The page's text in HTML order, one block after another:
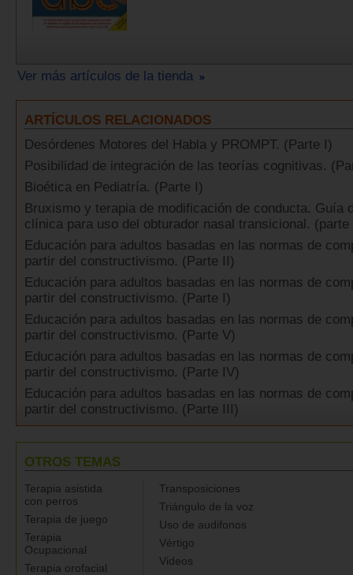
Ver más artículos de la tienda
ARTÍCULOS RELACIONADOS
Desórdenes Motores del Habla y PROMPT. (Parte I)
Posibilidad de integración de las teorías cognitivas.
Bioética en Pediatría. (Parte I)
Bruxismo y terapia de modificación de conducta. Guía
clínica para uso del obturador nasal transicional. (parte
Educación para adultos basadas en las normas de
partir del constructivismo. (Parte II)
Educación para adultos basadas en las normas de
partir del constructivismo. (Parte I)
Educación para adultos basadas en las normas de
partir del constructivismo. (Parte V)
Educación para adultos basadas en las normas de
partir del constructivismo. (Parte IV)
Educación para adultos basadas en las normas de
partir del constructivismo. (Parte III)
OTROS TEMAS
Terapia asistida
con perros
Terapia de juego
Terapia
Ocupacional
Terapia orofacial
Transposiciones
Triángulo de la voz
Uso de audifonos
Vértigo
Videos